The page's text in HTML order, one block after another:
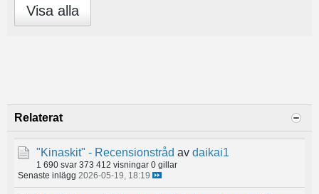
Visa alla
Relaterat
"Kinaskit" - Recensionstråd av daikai1
1 690 svar 373 412 visningar 0 gillar
Senaste inlägg 2026-05-19, 18:19